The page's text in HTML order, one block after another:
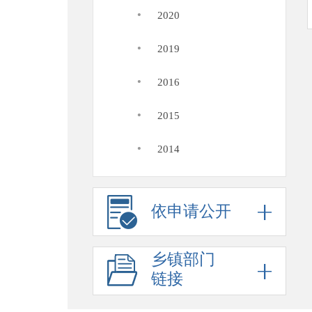
· 2020
· 2019
· 2016
· 2015
· 2014
依申请公开
乡镇部门
链接